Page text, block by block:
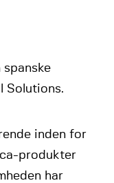
spanske
Solutions.
inden for
produkter
har